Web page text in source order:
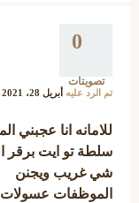
0
تصويتات
تم الرد عليه أبريل 28، 2021
للامانه انا عجبني
سلطة تو ايت برقر
شي غريب ويجنن
الموظفات